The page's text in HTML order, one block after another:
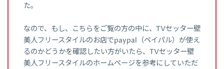
た。
なので、もし、こちらをご覧の方の中に、TVセッター壁
美人フリースタイルのお店でpaypal（ペイパル）が使え
るのかどうかを確認したい方がいたら、TVセッター壁
美人フリースタイルのホームページを参考にしていただ